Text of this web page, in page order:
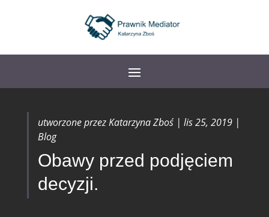
utworzone przezKatarzyna Zboś| lis 25, 2019|
Blog
Obawy przed podjęciem
decyzji.